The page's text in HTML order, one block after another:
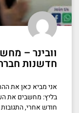
וובינר –
חדשנות
אני מביא כאן את
בליץ: מחשבים את
חודש אחרי,